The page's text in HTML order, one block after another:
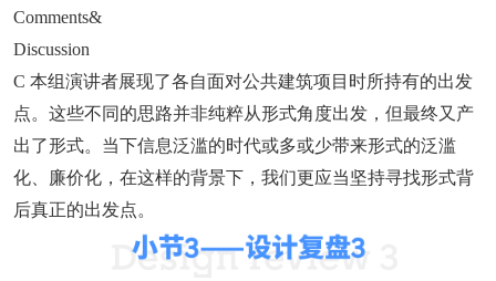
Comments&
Discussion
C 本组演讲者展现了各自面对公共建筑项目时所持有的出发
点。这些不同的思路并非纯粹从形式角度出发，但最终又产
出了形式。当下信息泛滥的时代或多或少带来形式的泛滥
化、廉价化，在这样的背景下，我们更应当坚持寻找形式背
后真正的出发点。